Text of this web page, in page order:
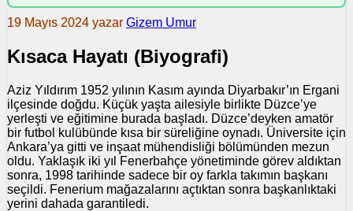
19 Mayıs 2024 yazarGizem Umur
Kısaca Hayatı (Biyografi)
Aziz Yıldırım 1952 yılının Kasım ayında Diyarbakır’ın Ergani
ilçesinde doğdu. Küçük yaşta ailesiyle birlikte Düzce’ye
yerleşti ve eğitimine burada başladı. Düzce’deyken amatör
bir futbol kulübünde kısa bir süreliğine oynadı. Üniversite için
Ankara’ya gitti ve inşaat mühendisliği bölümünden mezun
oldu. Yaklaşık iki yıl Fenerbahçe yönetiminde görev aldıktan
sonra, 1998 tarihinde sadece bir oy farkla takımın başkanı
seçildi. Fenerium mağazalarını açtıktan sonra başkanlıktaki
yerini dahada garantiledi.